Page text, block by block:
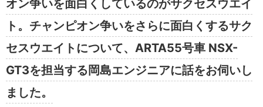
オン争いを面白くしているのがサクセスウエイ
ト。チャンピオン争いをさらに面白くするサク
セスウエイトについて、ARTA55号車 NSX-
GT3を担当する岡島エンジニアに話をお伺いし
ました。